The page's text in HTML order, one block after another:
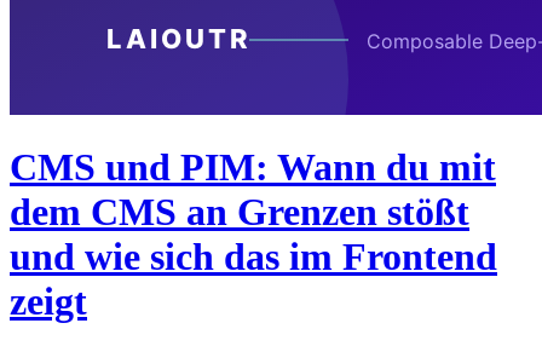
CMS und PIM: Wann du mit
dem CMS an Grenzen stößt
und wie sich das im Frontend
zeigt